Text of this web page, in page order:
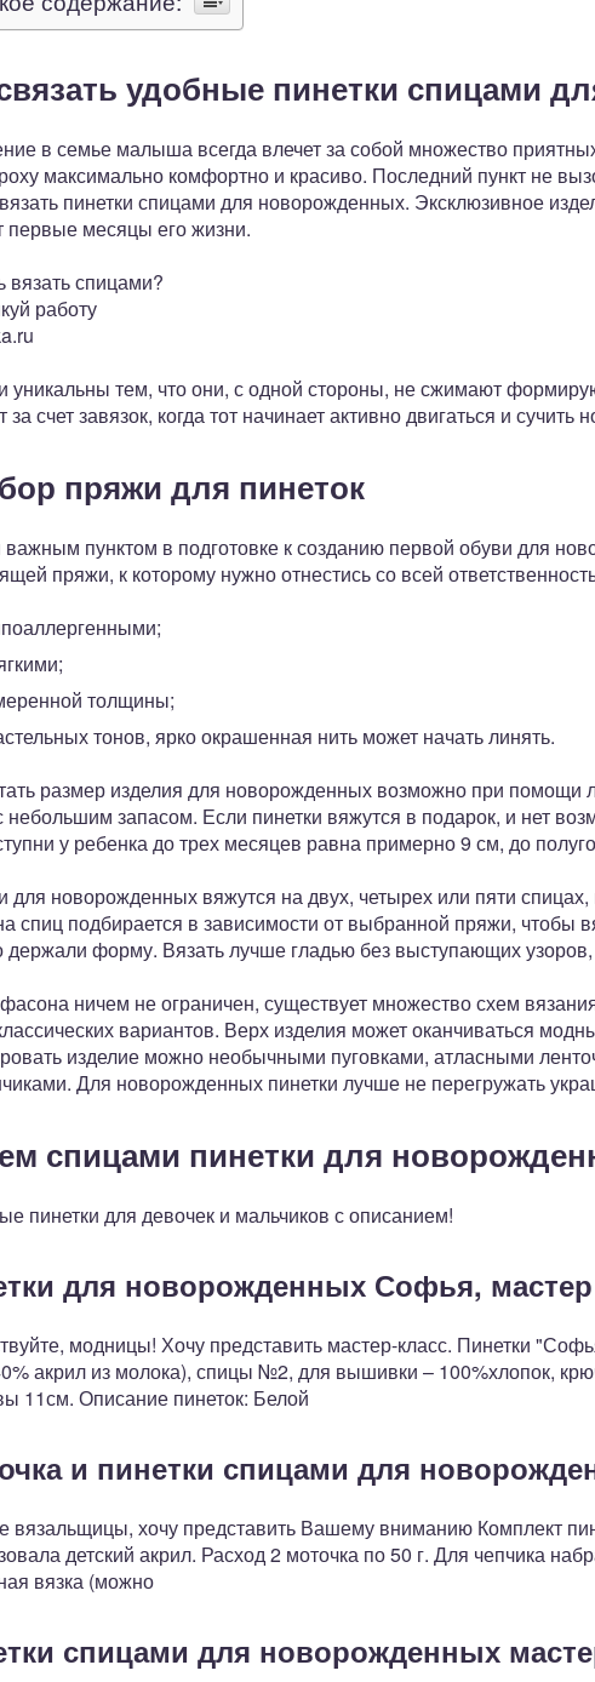
удобные пинетки спицами
в семье малыша всегда влечет за собой множество
максимально комфортно и красиво. Последний пункт не
пинетки спицами для новорожденных. Эксклюзивное
первые месяцы его жизни.
спицами?
работу
уникальны тем, что они, с одной стороны, не сжимают
за счет завязок, когда тот начинает активно двигаться и сучить
пряжи для пинеток
пунктом в подготовке к созданию первой обуви для
пряжи, к которому нужно отнестись со всей
толщины;
тонов, ярко окрашенная нить может начать линять.
размер изделия для новорожденных возможно при помощи
небольшим запасом. Если пинетки вяжутся в подарок, и нет
у ребенка до трех месяцев равна примерно 9 см, до
для новорожденных вяжутся на двух, четырех или пяти
спиц подбирается в зависимости от выбранной пряжи, чтобы
форму. Вязать лучше гладью без выступающих
ничем не ограничен, существует множество схем
вариантов. Верх изделия может оканчиваться
изделие можно необычными пуговками, атласными
Для новорожденных пинетки лучше не перегружать
спицами пинетки для
пинетки для девочек и мальчиков с описанием!
для новорожденных Софья,
модницы! Хочу представить мастер-класс. Пинетки
акрил из молока), спицы №2, для вышивки – 100%хлопок,
11см. Описание пинеток: Белой
и пинетки спицами для
вязальщицы, хочу представить Вашему вниманию Комплект
детский акрил. Расход 2 моточка по 50 г. Для чепчика
вязка (можно
спицами для новорожденных